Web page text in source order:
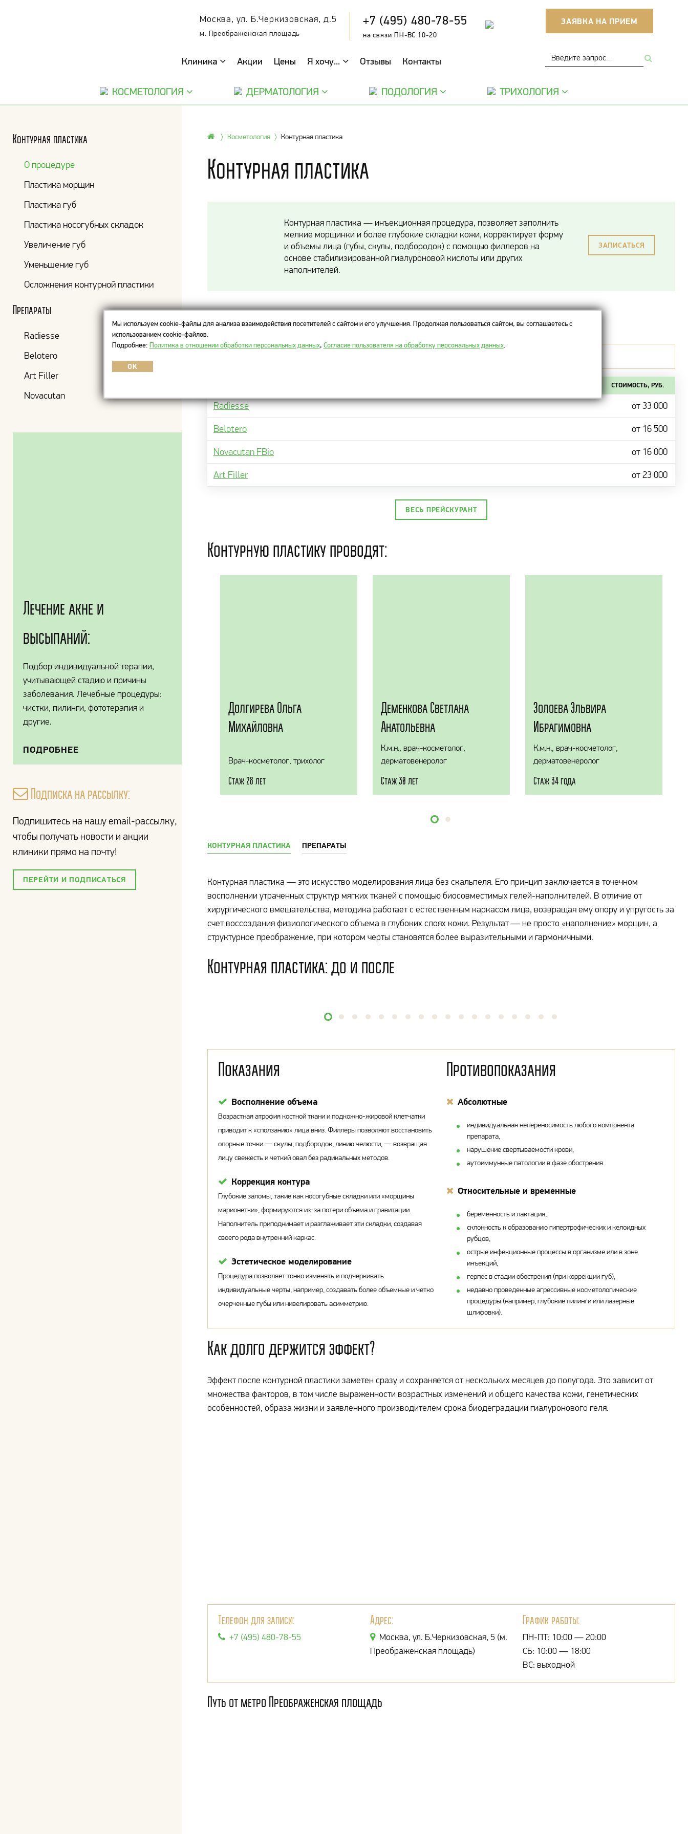
Москва, ул. Б.Черкизовская, д.5
м. Преображенская площадь
+7 (495) 480-78-55
на связи ПН-ВС 10-20
Клиника Акции Цены Я хочу... Отзывы Контакты
ЗАЯВКА НА ПРИЕМ
КОСМЕТОЛОГИЯ ДЕРМАТОЛОГИЯ ПОДОЛОГИЯ ТРИХОЛОГИЯ
Контурная пластика
О процедуре
Пластика морщин
Пластика губ
Пластика носогубных складок
Увеличение губ
Уменьшение губ
Осложнения контурной пластики
Препараты
Radiesse
Belotero
Art Filler
Novacutan
Лечение акне и
высыпаний:
Подбор индивидуальной терапии,
учитывающей стадию и причины
заболевания. Лечебные процедуры:
чистки, пилинги, фототерапия и
другие.
ПОДРОБНЕЕ
Подписка на рассылку:
Подпишитесь на нашу email-рассылку,
чтобы получать новости и акции
клиники прямо на почту!
ПЕРЕЙТИ И ПОДПИСАТЬСЯ
Косметология Контурная пластика
Контурная пластика
Контурная пластика — инъекционная процедура, позволяет заполнить
мелкие морщинки и более глубокие складки кожи, корректирует форму
и объемы лица (губы, скулы, подбородок) с помощью филлеров на
основе стабилизированной гиалуроновой кислоты или других
наполнителей.
ЗАПИСАТЬСЯ
Цены на контурную пластику
СТОИМОСТЬ, РУБ.
Radiesse от 33 000
Belotero от 16 500
Novacutan FBio от 16 000
Art Filler от 23 000
ВЕСЬ ПРЕЙСКУРАНТ
Контурную пластику проводят:
Долгирева Ольга
Михайловна
Врач-косметолог, трихолог
Стаж 28 лет
Деменкова Светлана
Анатольевна
К.м.н., врач-косметолог,
дерматовенеролог
Стаж 30 лет
Золоева Эльвира
Ибрагимовна
К.м.н., врач-косметолог,
дерматовенеролог
Стаж 34 года
КОНТУРНАЯ ПЛАСТИКА ПРЕПАРАТЫ
Контурная пластика — это искусство моделирования лица без скальпеля. Его принцип заключается в точечном
восполнении утраченных структур мягких тканей с помощью биосовместимых гелей-наполнителей. В отличие от
хирургического вмешательства, методика работает с естественным каркасом лица, возвращая ему опору и упругость за
счет воссоздания физиологического объема в глубоких слоях кожи. Результат — не просто «наполнение» морщин, а
структурное преображение, при котором черты становятся более выразительными и гармоничными.
Контурная пластика: до и после
Показания
Восполнение объема
Возрастная атрофия костной ткани и подкожно-жировой клетчатки
приводит к «сползанию» лица вниз. Филлеры позволяют восстановить
опорные точки — скулы, подбородок, линию челюсти, — возвращая
лицу свежесть и четкий овал без радикальных методов.
Коррекция контура
Глубокие заломы, такие как носогубные складки или «морщины
марионетки», формируются из-за потери объема и гравитации.
Наполнитель приподнимает и разглаживает эти складки, создавая
своего рода внутренний каркас.
Эстетическое моделирование
Процедура позволяет тонко изменять и подчеркивать
индивидуальные черты, например, создавать более объемные и четко
очерченные губы или нивелировать асимметрию.
Противопоказания
Абсолютные
индивидуальная непереносимость любого компонента
препарата,
нарушение свертываемости крови,
аутоиммунные патологии в фазе обострения.
Относительные и временные
беременность и лактация,
cклонность к образованию гипертрофических и келоидных
рубцов,
острые инфекционные процессы в организме или в зоне
инъекций,
герпес в стадии обострения (при коррекции губ),
недавно проведенные агрессивные косметологические
процедуры (например, глубокие пилинги или лазерные
шлифовки).
Как долго держится эффект?
Эффект после контурной пластики заметен сразу и сохраняется от нескольких месяцев до полугода. Это зависит от
множества факторов, в том числе выраженности возрастных изменений и общего качества кожи, генетических
особенностей, образа жизни и заявленного производителем срока биодеградации гиалуронового геля.
Телефон для записи:
+7 (495) 480-78-55
Адрес:
Москва, ул. Б.Черкизовская, 5 (м.
Преображенская площадь)
График работы:
ПН-ПТ: 10:00 — 20:00
СБ: 10:00 — 18:00
ВС: выходной
Путь от метро Преображенская площадь
Мы используем cookie-файлы для анализа взаимодействия посетителей с сайтом и его улучшения. Продолжая пользоваться сайтом, вы соглашаетесь с
использованием cookie-файлов.
Подробнее: Политика в отношении обработки персональных данных, Согласие пользователя на обработку персональных данных.
OK